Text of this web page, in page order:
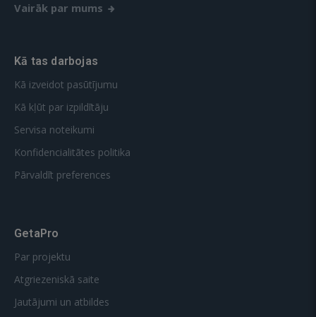
Vairāk par mums
Kā tas darbojas
Kā izveidot pasūtījumu
Kā kļūt par izpildītāju
Servisa noteikumi
Konfidencialitātes politika
Pārvaldīt preferences
GetaPro
Par projektu
Atgriezeniskā saite
Jautājumi un atbildes